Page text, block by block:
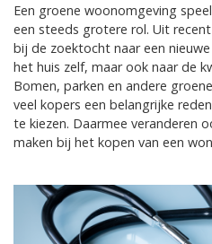
Een groene woonomgeving
een steeds grotere rol. Uit
bij de zoektocht naar een
het huis zelf, maar ook naar de
Bomen, parken en andere
veel kopers een belangrijke
te kiezen. Daarmee veranderen
maken bij het kopen van een